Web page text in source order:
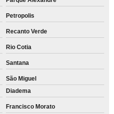
Petropolis
Recanto Verde
Rio Cotia
Santana
São Miguel
Diadema
Francisco Morato